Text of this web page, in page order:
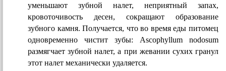
уменьшают зубной налет, неприятный запах,
кровоточивость десен, сокращают образование
зубного камня. Получается, что во время еды питомец
одновременно чистит зубы: Ascophyllum nodosum
размягчает зубной налет, а при жевании сухих гранул
этот налет механически удаляется.